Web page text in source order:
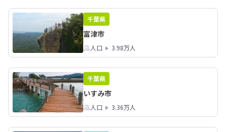
千葉県
富津市
人口 3.98万人
千葉県
いすみ市
人口 3.36万人